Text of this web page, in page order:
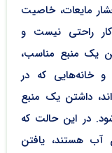
مایعات، خاصیت
راحتی نیست و
یک منبع مناسب،
و خانه‌هایی که در
داشتن یک منبع
در این حالت که
آب هستند، یافتن